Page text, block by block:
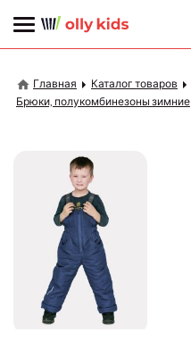
Главная Каталог товаров
Брюки, полукомбинезоны зимние